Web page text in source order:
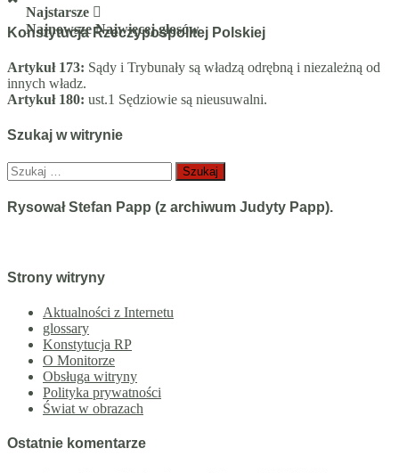
Najstarsze
Najnowsze Najwięcej głosów
Konstytucja Rzeczypospolitej Polskiej
Artykuł 173: Sądy i Trybunały są władzą odrębną i niezależną od
innych władz.
Artykuł 180: ust.1 Sędziowie są nieusuwalni.
Szukaj w witrynie
Szukaj:
Rysował Stefan Papp (z archiwum Judyty Papp).
Strony witryny
Aktualności z Internetu
glossary
Konstytucja RP
O Monitorze
Obsługa witryny
Polityka prywatności
Świat w obrazach
Ostatnie komentarze